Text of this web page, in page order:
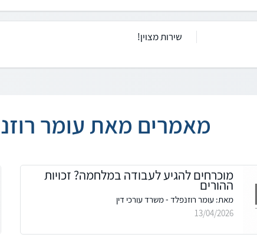
שירות מצוין!
מאמרים מאת עומר
מוכרחים להגיע לעבודה במלחמה? זכויות
ההורים
מאת: עומר רוזנפלד - משרד עורכי דין
13/04/2026